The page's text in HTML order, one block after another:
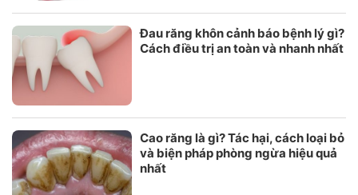
Đau răng khôn cảnh báo bệnh lý gì?
Cách điều trị an toàn và nhanh nhất
Cao răng là gì? Tác hại, cách loại bỏ
và biện pháp phòng ngừa hiệu quả
nhất